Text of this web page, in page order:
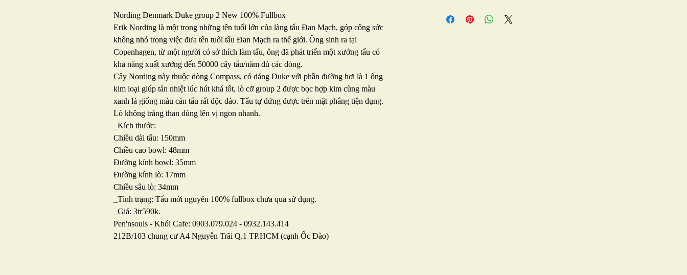
Nording Denmark Duke group 2 New 100% Fullbox
Erik Nording là một trong những tên tuổi lớn của làng tẩu Đan Mạch, góp công sức
không nhỏ trong việc đưa tên tuổi tẩu Đan Mạch ra thế giới. Ông sinh ra tại
Copenhagen, từ một người có sở thích làm tẩu, ông đã phát triển một xưởng tẩu có
khả năng xuất xưởng đến 50000 cây tẩu/năm đủ các dòng.
Cây Nording này thuộc dòng Compass, có dáng Duke với phần đường hơi là 1 ống
kim loại giúp tản nhiệt lúc hút khá tốt, lò cỡ group 2 được bọc hợp kim cùng màu
xanh lá giống màu cán tẩu rất độc đáo. Tẩu tự đứng được trên mặt phẳng tiện dụng.
Lò không tráng than dùng lên vị ngon nhanh.
_Kích thước:
Chiều dài tẩu: 150mm
Chiều cao bowl: 48mm
Đường kính bowl: 35mm
Đường kính lò: 17mm
Chiều sâu lò: 34mm
_Tình trạng: Tẩu mới nguyên 100% fullbox chưa qua sử dụng.
_Giá: 3tr590k.
Pen'nsouls - Khói Cafe: 0903.079.024 - 0932.143.414
212B/103 chung cư A4 Nguyễn Trãi Q.1 TP.HCM (cạnh Ốc Đào)